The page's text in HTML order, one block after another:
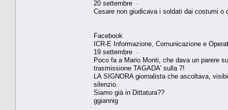
20 settembre ·
Cesare non giudicava i soldati dai costumi
Facebook
ICR-E Informazione, Comunicazione e
19 settembre ·
Poco fa a Mario Monti, che dava un parere
trasmissione TAGADA' sulla 7!
LA SIGNORA giornalista che ascoltava,
silenzio.
Siamo già in Dittatura??
ggiannig